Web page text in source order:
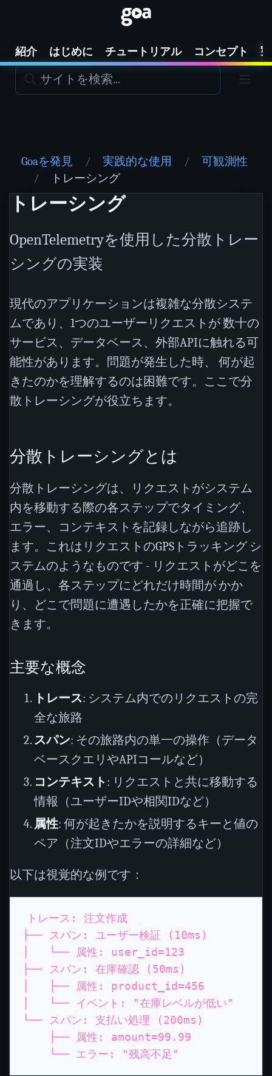
紹介 はじめに チュートリアル コンセプト
Goaを発見 実践的な使用
可観測性
トレーシング
トレーシング
OpenTelemetryを使用した分散トレー
シングの実装
現代のアプリケーションは複雑な分散システ
ムであり、1つのユーザーリクエストが 数十の
サービス、データベース、外部APIに触れる可
能性があります。問題が発生した時、 何が起
きたのかを理解するのは困難です。ここで分
散トレーシングが役立ちます。
分散トレーシングとは
分散トレーシングは、リクエストがシステム
内を移動する際の各ステップでタイミング、
エラー、コンテキストを記録しながら追跡し
ます。これはリクエストのGPSトラッキング シ
ステムのようなものです - リクエストがどこを
通過し、各ステップにどれだけ時間が かか
り、どこで問題に遭遇したかを正確に把握で
きます。
主要な概念
トレース: システム内でのリクエストの完
全な旅路
スパン: その旅路内の単一の操作（データ
ベースクエリやAPIコールなど）
コンテキスト : リクエストと共に移動する
情報（ユーザーIDや相関IDなど）
属性: 何が起きたかを説明するキーと値の
ペア（注文IDやエラーの詳細など）
以下は視覚的な例です：
トレース: 注文作成
├── スパン: ユーザー検証 (10ms)
│   └── 属性: user_id=123
├── スパン: 在庫確認 (50ms)
│   ├── 属性: product_id=456
│   └── イベント: "在庫レベルが低い"
└── スパン: 支払い処理 (200ms)
    ├── 属性: amount=99.99